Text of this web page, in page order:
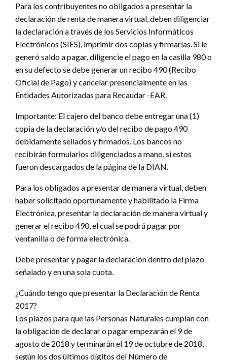
Para los contribuyentes no obligados a presentar la
declaración de renta de manera virtual, deben diligenciar
la declaración a través de los Servicios Informáticos
Electrónicos (SIES), imprimir dos copias y firmarlas. Si le
generó saldo a pagar, diligencie el pago en la casilla 980 o
en su defecto se debe generar un recibo 490 (Recibo
Oficial de Pago) y cancelar presencialmente en las
Entidades Autorizadas para Recaudar -EAR.
Importante: El cajero del banco debe entregar una (1)
copia de la declaración y/o del recibo de pago 490
debidamente sellados y firmados. Los bancos no
recibirán formularios diligenciados a mano, si estos
fueron descargados de la página de la DIAN.
Para los obligados a presentar de manera virtual, deben
haber solicitado oportunamente y habilitado la Firma
Electrónica, presentar la declaración de manera virtual y
generar el recibo 490, el cual se podrá pagar por
ventanilla o de forma electrónica.
Debe presentar y pagar la declaración dentro del plazo
señalado y en una sola cuota.
¿Cuándo tengo que presentar la Declaración de Renta
2017?
Los plazos para que las Personas Naturales cumplan con
la obligación de declarar o pagar empezarán el 9 de
agosto de 2018 y terminarán el 19 de octubre de 2018,
según los dos últimos dígitos del Número de